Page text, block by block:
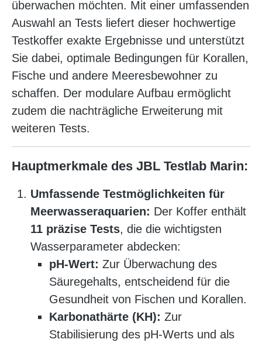
überwachen möchten. Mit einer umfassenden
Auswahl an Tests liefert dieser hochwertige
Testkoffer exakte Ergebnisse und unterstützt
Sie dabei, optimale Bedingungen für Korallen,
Fische und andere Meeresbewohner zu
schaffen. Der modulare Aufbau ermöglicht
zudem die nachträgliche Erweiterung mit
weiteren Tests.
Hauptmerkmale des JBL Testlab Marin:
Umfassende Testmöglichkeiten für
Meerwasseraquarien: Der Koffer enthält
11 präzise Tests, die die wichtigsten
Wasserparameter abdecken:
pH-Wert: Zur Überwachung des
Säuregehalts, entscheidend für die
Gesundheit von Fischen und Korallen.
Karbonathärte (KH): Zur
Stabilisierung des pH-Werts und als